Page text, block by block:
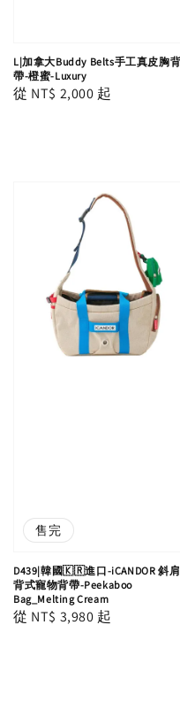
L|加拿大Buddy Belts手工真皮胸
帶-橙蜜-Luxury
Regular
從 NT$ 2,000 起
售完
D439|韓國🇰🇷進口-iCANDOR 斜肩
背式寵物背帶-Peekaboo
Bag_Melting Cream
Regular
從 NT$ 3,980 起